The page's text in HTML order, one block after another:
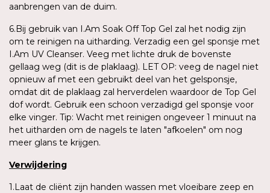
aanbrengen van de duim.
6.Bij gebruik van I.Am Soak Off Top Gel zal het nodig zijn
om te reinigen na uitharding. Verzadig een gel sponsje met
I.Am UV Cleanser. Veeg met lichte druk de bovenste
gellaag weg (dit is de plaklaag). LET OP: veeg de nagel niet
opnieuw af met een gebruikt deel van het gelsponsje,
omdat dit de plaklaag zal herverdelen waardoor de Top Gel
dof wordt. Gebruik een schoon verzadigd gel sponsje voor
elke vinger. Tip: Wacht met reinigen ongeveer 1 minuut na
het uitharden om de nagels te laten "afkoelen" om nog
meer glans te krijgen.
Verwijdering
1.Laat de cliënt zijn handen wassen met vloeibare zeep en